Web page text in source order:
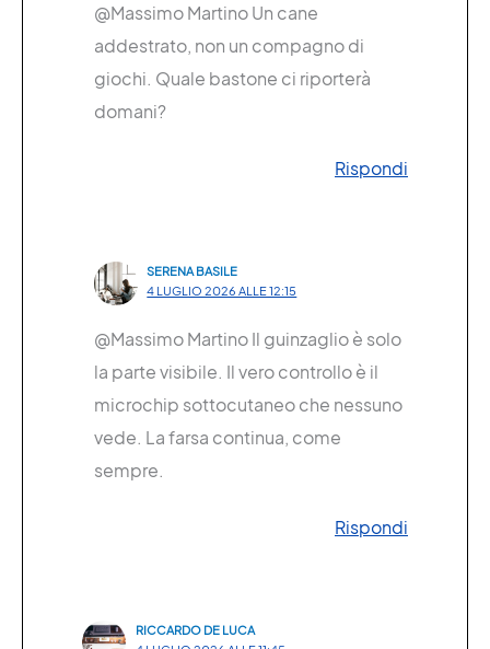
@Massimo Martino Un cane
addestrato, non un compagno di
giochi. Quale bastone ci riporterà
domani?
Rispondi
SERENA BASILE
4 LUGLIO 2026 ALLE 12:15
@Massimo Martino Il guinzaglio è solo
la parte visibile. Il vero controllo è il
microchip sottocutaneo che nessuno
vede. La farsa continua, come
sempre.
Rispondi
RICCARDO DE LUCA